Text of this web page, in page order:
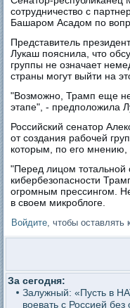
сотрудничество с
Башаром Асадом по
Представитель
Лукаш пояснила, что
группы не означает
страны могут выйти на
"Возможно, Трамп еще не
этапе", - предположила
Российский сенатор
от создания рабочей
которым, по его мнению,
"Перед лицом тотальной
кибербезопасности
огромным прессингом.
в своем микроблоге.
Войдите, чтобы оставлять
За сегодня:
Залужный: «Пусть в
воевать с Россией